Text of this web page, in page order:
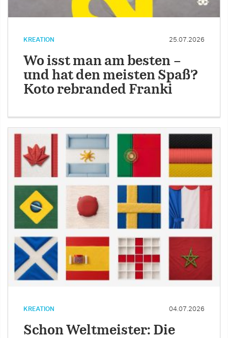
KREATION 25.07.2026
Wo isst man am besten –
und hat den meisten Spaß?
Koto rebranded Franki
KREATION 04.07.2026
Schon Weltmeister: Die